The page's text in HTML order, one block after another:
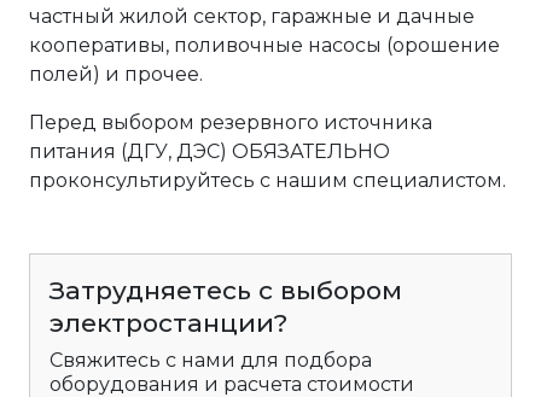
частный жилой сектор, гаражные и дачные
кооперативы, поливочные насосы (орошение
полей) и прочее.
Перед выбором резервного источника
питания (ДГУ, ДЭС) ОБЯЗАТЕЛЬНО
проконсультируйтесь с нашим специалистом.
Затрудняетесь с выбором
электростанции?
Свяжитесь с нами для подбора
оборудования и расчета стоимости